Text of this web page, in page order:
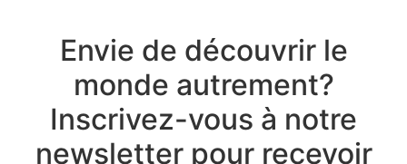
Envie de découvrir le
monde autrement?
Inscrivez-vous à notre
newsletter pour recevoir